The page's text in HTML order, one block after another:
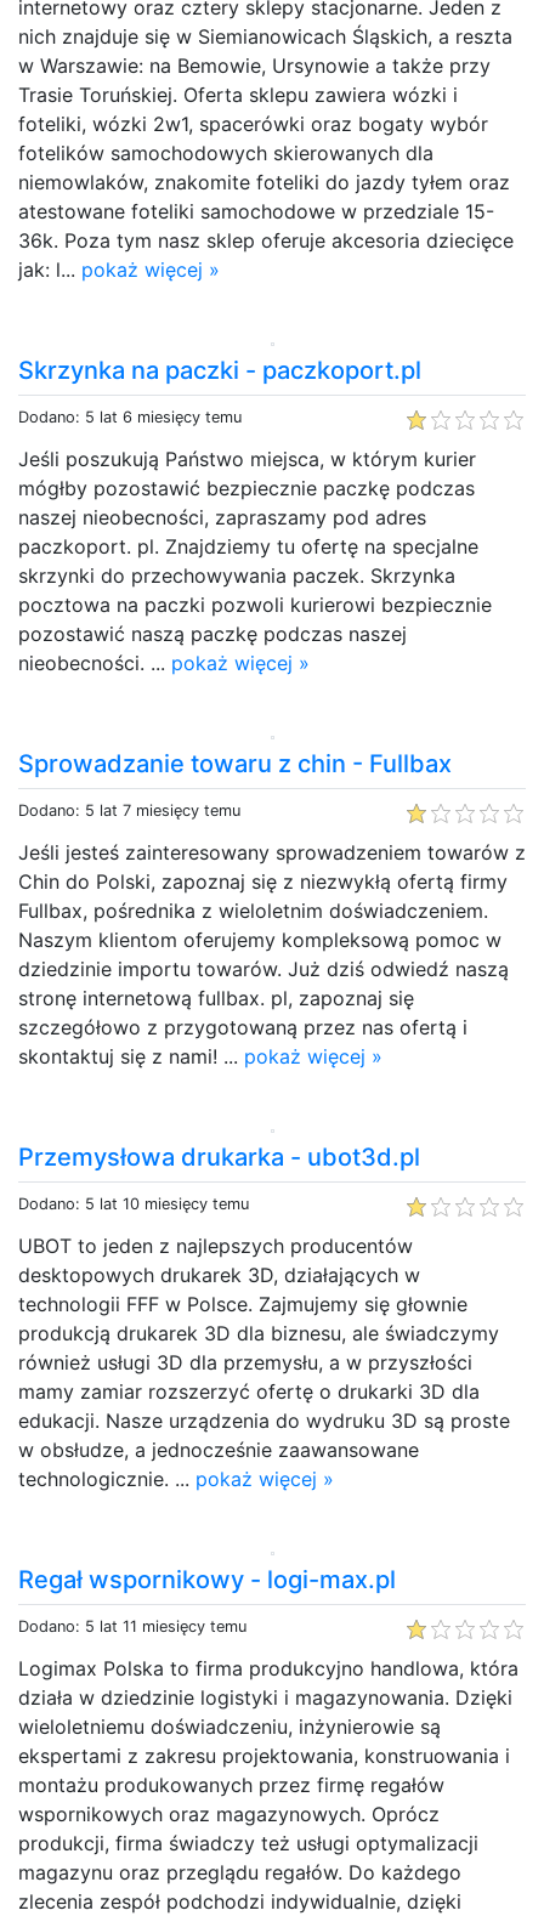
internetowy oraz cztery sklepy stacjonarne. Jeden z
nich znajduje się w Siemianowicach Śląskich, a reszta
w Warszawie: na Bemowie, Ursynowie a także przy
Trasie Toruńskiej. Oferta sklepu zawiera wózki i
foteliki, wózki 2w1, spacerówki oraz bogaty wybór
fotelików samochodowych skierowanych dla
niemowlaków, znakomite foteliki do jazdy tyłem oraz
atestowane foteliki samochodowe w przedziale 15-
36k. Poza tym nasz sklep oferuje akcesoria dziecięce
jak: l... pokaż więcej »
Skrzynka na paczki - paczkoport.pl
Dodano: 5 lat 6 miesięcy temu
Jeśli poszukują Państwo miejsca, w którym kurier
mógłby pozostawić bezpiecznie paczkę podczas
naszej nieobecności, zapraszamy pod adres
paczkoport. pl. Znajdziemy tu ofertę na specjalne
skrzynki do przechowywania paczek. Skrzynka
pocztowa na paczki pozwoli kurierowi bezpiecznie
pozostawić naszą paczkę podczas naszej
nieobecności. ... pokaż więcej »
Sprowadzanie towaru z chin - Fullbax
Dodano: 5 lat 7 miesięcy temu
Jeśli jesteś zainteresowany sprowadzeniem towarów z
Chin do Polski, zapoznaj się z niezwykłą ofertą firmy
Fullbax, pośrednika z wieloletnim doświadczeniem.
Naszym klientom oferujemy kompleksową pomoc w
dziedzinie importu towarów. Już dziś odwiedź naszą
stronę internetową fullbax. pl, zapoznaj się
szczegółowo z przygotowaną przez nas ofertą i
skontaktuj się z nami! ... pokaż więcej »
Przemysłowa drukarka - ubot3d.pl
Dodano: 5 lat 10 miesięcy temu
UBOT to jeden z najlepszych producentów
desktopowych drukarek 3D, działających w
technologii FFF w Polsce. Zajmujemy się głownie
produkcją drukarek 3D dla biznesu, ale świadczymy
również usługi 3D dla przemysłu, a w przyszłości
mamy zamiar rozszerzyć ofertę o drukarki 3D dla
edukacji. Nasze urządzenia do wydruku 3D są proste
w obsłudze, a jednocześnie zaawansowane
technologicznie. ... pokaż więcej »
Regał wspornikowy - logi-max.pl
Dodano: 5 lat 11 miesięcy temu
Logimax Polska to firma produkcyjno handlowa, która
działa w dziedzinie logistyki i magazynowania. Dzięki
wieloletniemu doświadczeniu, inżynierowie są
ekspertami z zakresu projektowania, konstruowania i
montażu produkowanych przez firmę regałów
wspornikowych oraz magazynowych. Oprócz
produkcji, firma świadczy też usługi optymalizacji
magazynu oraz przeglądu regałów. Do każdego
zlecenia zespół podchodzi indywidualnie, dzięki